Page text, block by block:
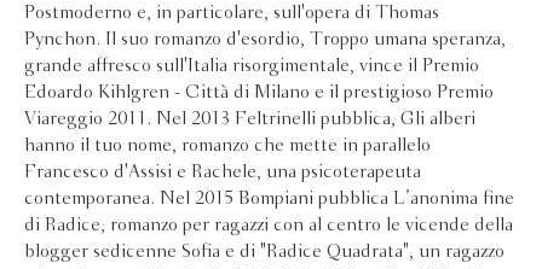
Postmoderno e, in particolare, sull'opera di Thomas
Pynchon. Il suo romanzo d'esordio, Troppo umana speranza,
grande affresco sull'Italia risorgimentale, vince il Premio
Edoardo Kihlgren - Città di Milano e il prestigioso Premio
Viareggio 2011. Nel 2013 Feltrinelli pubblica, Gli alberi
hanno il tuo nome, romanzo che mette in parallelo
Francesco d'Assisi e Rachele, una psicoterapeuta
contemporanea. Nel 2015 Bompiani pubblica L’anonima fine
di Radice, romanzo per ragazzi con al centro le vicende della
blogger sedicenne Sofia e di "Radice Quadrata", un ragazzo